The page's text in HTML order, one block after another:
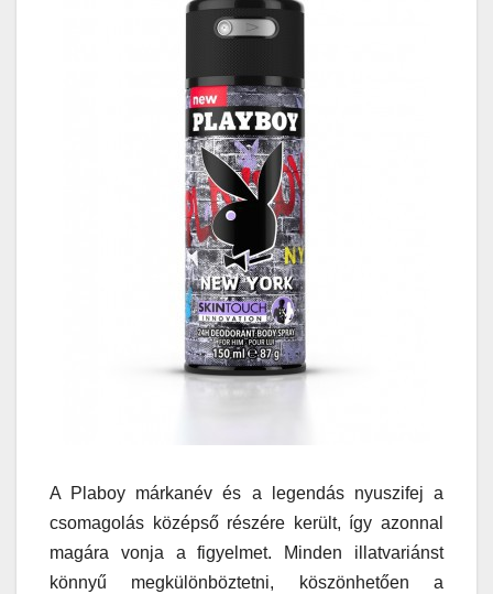
A Plaboy márkanév és a legendás nyuszifej a
csomagolás középső részére került, így azonnal
magára vonja a figyelmet. Minden illatvariánst
könnyű megkülönböztetni, köszönhetően a